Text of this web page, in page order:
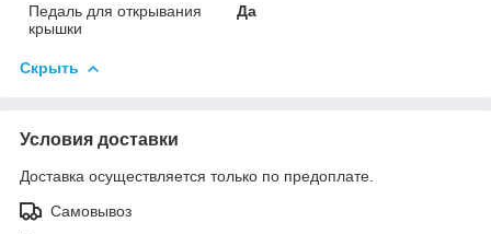
Педаль для открывания
крышки
Да
Скрыть
Условия доставки
Доставка осуществляется только по предоплате.
Самовывоз